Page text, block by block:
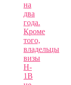
на
два
года.
Кроме
того,
владельцы
визы
H-
1B